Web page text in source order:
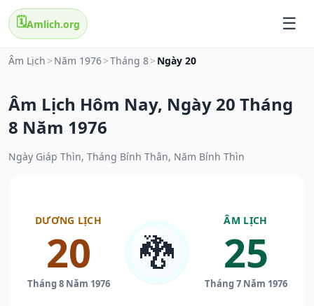
🗓️Amlich.org
Âm Lịch > Năm 1976>Tháng 8> Ngày 20
Âm Lịch Hôm Nay, Ngày 20 Tháng
8 Năm 1976
Ngày Giáp Thìn, Tháng Bính Thân, Năm Bính Thìn
DƯƠNG LỊCH
20
Tháng 8 Năm 1976
🐉
ÂM LỊCH
25
Tháng 7 Năm 1976